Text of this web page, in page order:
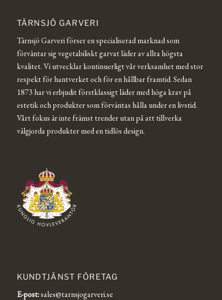
TÄRNSJÖ GARVERI
Tärnsjö Garveri förser en specialiserad marknad som
förväntar sig vegetabiliskt garvat läder av allra högsta
kvalitet. Vi utvecklar kontinuerligt vår verksamhet med stor
respekt för hantverket och för en hållbar framtid. Sedan
1873 har vi erbjudit förstklassigt läder med höga krav på
estetik och produkter som förväntas hålla under en livstid.
Vårt fokus är inte främst trender utan på att tillverka
välgjorda produkter med en tidlös design.
KUNDTJÄNST FÖRETAG
E-post:sales@tarnsjogarveri.se